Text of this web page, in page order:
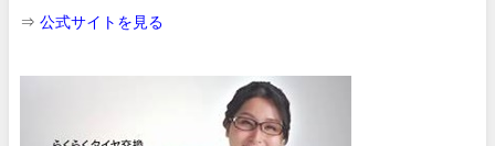
⇒ 公式サイトを見る